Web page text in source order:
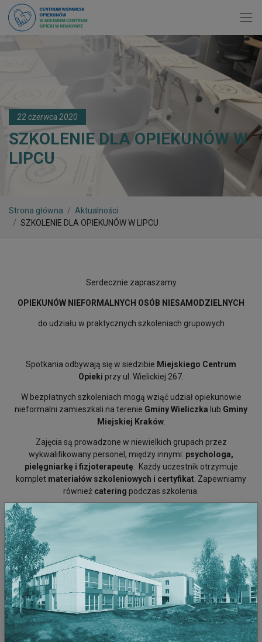
22 czerwca 2020
SZKOLENIE DLA OPIEKUNÓW W
LIPCU
Strona główna
Aktualności
SZKOLENIE DLA OPIEKUNÓW W LIPCU
Serdecznie zapraszamy
OPIEKUNÓW NIEFORMALNYCH OSÓB NIESAMODZIELNYCH
do udziału w praktycznych szkoleniach grupowych
Spotkania odbywają się w siedzibie Miejskiego Centrum
Opieki przy ul. Wielickiej 267.
W bezpłatnych szkoleniach mogą wziąć udział opiekunowie
nieformalni zamieszkali na terenie Gminy Wieliczka lub Gminy
Miejskiej Kraków.
Zajęcia są prowadzone w niewielkich grupach przez
wykwalifikowany personel, między innymi: psychologa,
pielęgniarkę i fizjoterapeutę . Każdy uczestnik otrzymuje
komplet materiałów szkoleniowych i certyfikat . Zapewniamy
również catering podczas szkolenia.
W lipcu mamy wolne miejsca na szkolenie grupowe w terminie:
4- 5 lipca 2020 r.
Uczestnicy szkoleń uzyskają praktyczną wiedzę m.in. z
zakresu:
Pierwszej pomocy w stanach zagrożenia życia.
Czynności pielęgnacyjno-higienicznych u chorego